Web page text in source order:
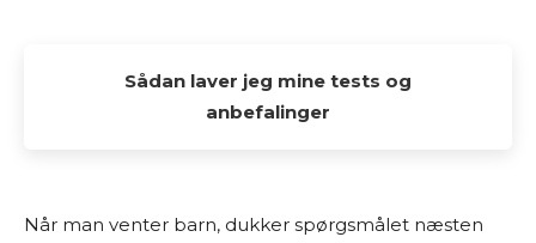
Sådan laver jeg mine tests og
anbefalinger
fra min side. Jeg elsker at dykke ned i produkter,
Når man venter barn, dukker spørgsmålet næsten